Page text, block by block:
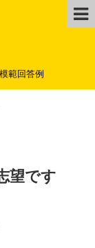
範回答例
望です